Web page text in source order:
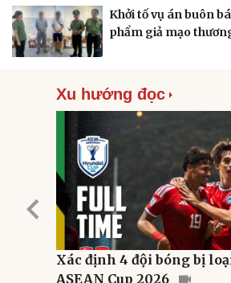
Hồ sơ
E-
Khởi tố vụ án buôn
phẩm giả mạo
Xu hướng đọc
Xác định 4 đội bóng bị
ASEAN Cup 2026